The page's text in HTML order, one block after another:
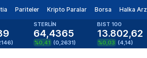
Pariteler Kripto Paralar Borsa Halka Arz
)
STERLİN
64,4365
%0,41 (0,2631)
BIST 100
13.802,62
%0,03 (4,14)